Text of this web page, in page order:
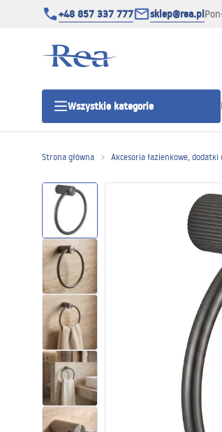
+48 857 337 777 sklep@rea.pl
Wszystkie kategorie
Kategorie produktowe
Kabiny prysznicowe
Drzwi prysznicowe
Brodziki prysznicowe
Toalety, ubikacje
Umywalki
Wanny i parawany
Strona główna Akcesoria łazienkowe, dodatki